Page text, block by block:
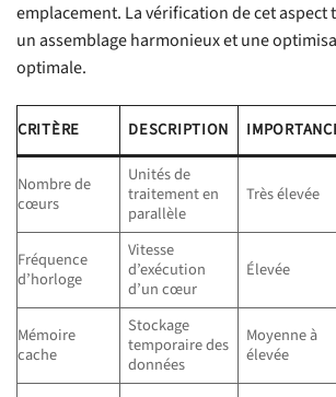
emplacement. La vérification de cet
un assemblage harmonieux et une
optimale.
CRITÈRE DESCRIPTION
Nombre de
cœurs
Unités de
traitement en
parallèle
Très élevée
Fréquence
d’horloge
Vitesse
d’exécution
d’un cœur
Élevée
Mémoire
cache
Stockage
temporaire des
données
Moyenne à
élevée